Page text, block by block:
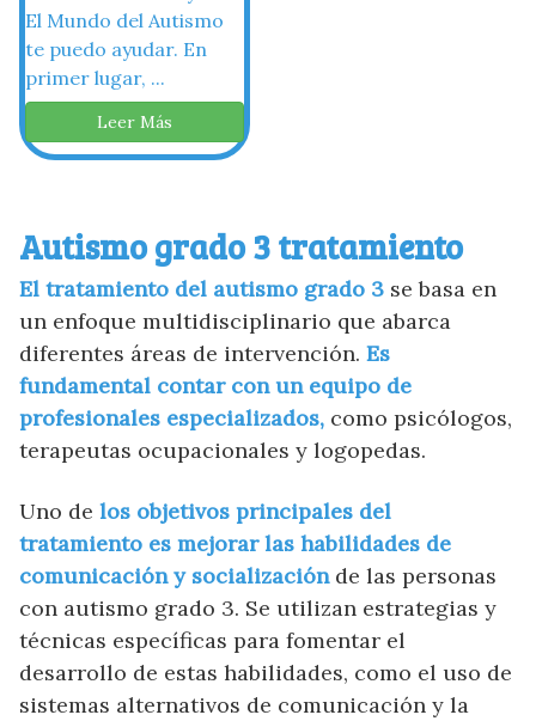
El Mundo del Autismo
te puedo ayudar. En
primer lugar, ...
Leer Más
Autismo grado 3 tratamiento
El tratamiento del autismo grado 3 se basa en
un enfoque multidisciplinario que abarca
diferentes áreas de intervención. Es
fundamental contar con un equipo de
profesionales especializados, como psicólogos,
terapeutas ocupacionales y logopedas.
Uno de los objetivos principales del
tratamiento es mejorar las habilidades de
comunicación y socializaciónde las personas
con autismo grado 3. Se utilizan estrategias y
técnicas específicas para fomentar el
desarrollo de estas habilidades, como el uso de
sistemas alternativos de comunicación y la